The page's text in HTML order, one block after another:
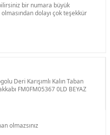
bir numara büyük
dolayı çok teşekkür
Deri Karışımlı Kalın Taban
FM0FM05367 0LD BEYAZ
olmazsınız